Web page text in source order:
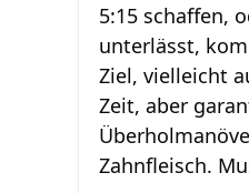
5:15 schaffen,
unterlässt,
Ziel, vielleicht
Zeit, aber
Zahnfleisch.